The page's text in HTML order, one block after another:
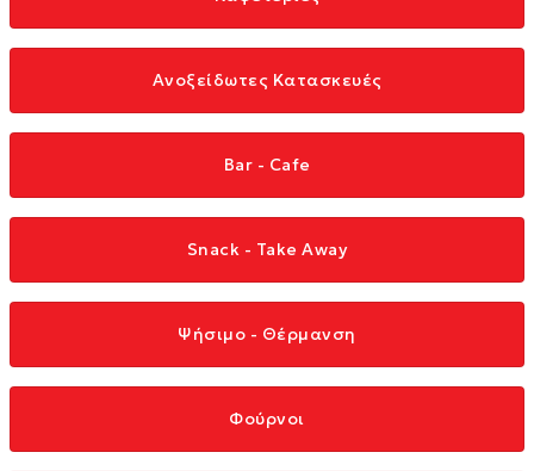
Ανοξείδωτες Κατασκευές
Bar - Cafe
Snack - Take Away
Ψήσιμο - Θέρμανση
Φούρνοι